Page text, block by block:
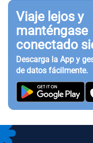
Viaje lejos y
manténgase
conectado
Descarga la App y
de datos fácilmente.